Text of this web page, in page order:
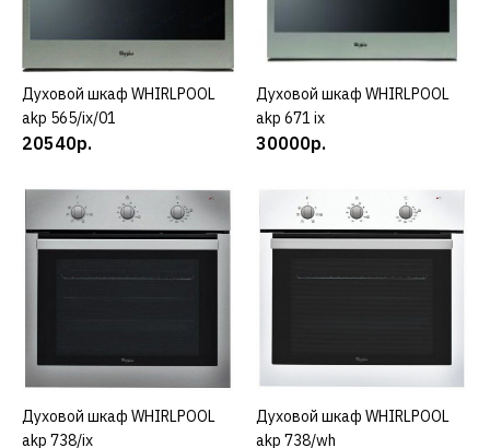
ДОБАВИТЬ К СРАВНЕНИЮ
ДОБАВИТЬ В ПОЖЕЛАНИЯ
WHIRLPOOL
WHIRLPOOL akp 560/ix/01
21740р.
КУПИТЬ
Духовой шкаф WHIRLPOOL
akp 565/ix/01
20540р.
КУПИТЬ
Духовой шкаф WHIRLPOOL
akp 671 ix
30000р.
КУПИТЬ
Духовой шкаф WHIRLPOOL
akp 738/ix
КУПИТЬ
Духовой шкаф WHIRLPOOL
akp 738/wh